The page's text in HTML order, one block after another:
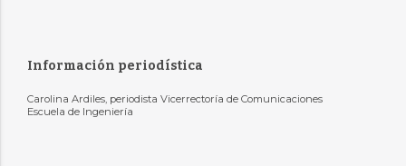
Información periodística
Carolina Ardiles, periodista Vicerrectoría de Comunicaciones
Escuela de Ingeniería